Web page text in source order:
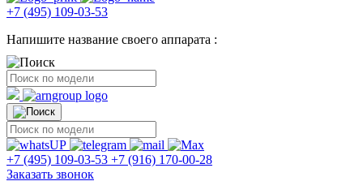
+7 (495) 109-03-53
Напишите название своего аппарата :
+7 (495) 109-03-53 +7 (916) 170-00-28
Заказать звонок